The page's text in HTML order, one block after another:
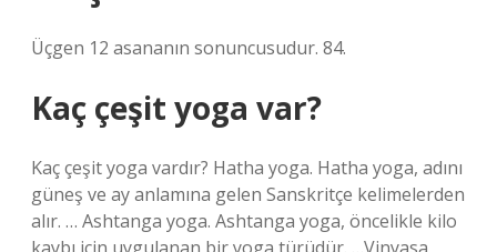
Üçgen 12 asananın sonuncusudur. 84.
Kaç çeşit yoga var?
Kaç çeşit yoga vardır? Hatha yoga. Hatha yoga, adını
güneş ve ay anlamına gelen Sanskritçe kelimelerden
alır. … Ashtanga yoga. Ashtanga yoga, öncelikle kilo